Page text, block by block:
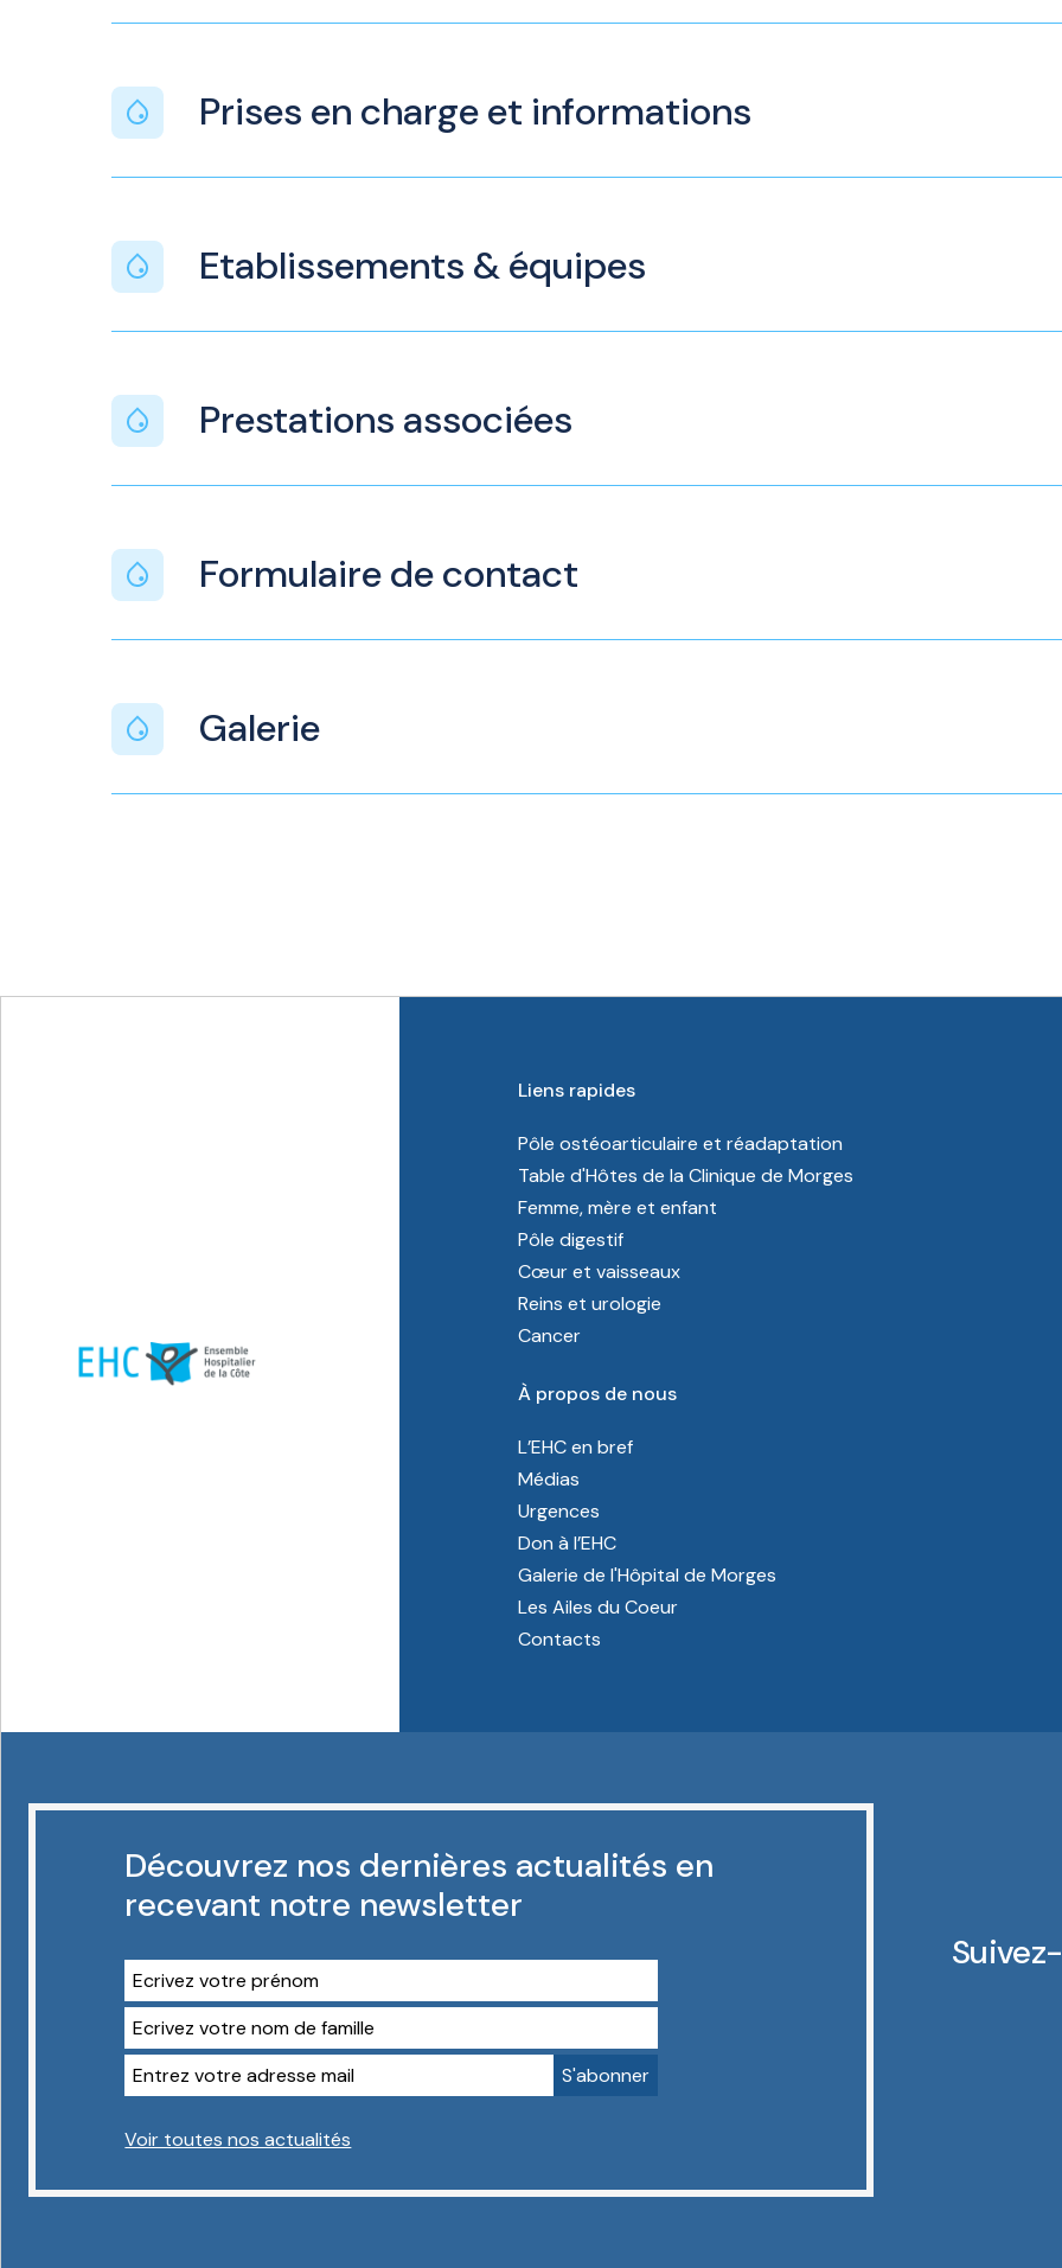
Prises en charge et informations
Etablissements & équipes
Prestations associées
Formulaire de contact
Galerie
Liens rapides
Pôle ostéoarticulaire et réadaptation
Table d'Hôtes de la Clinique de Morges
Femme, mère et enfant
Pôle digestif
Cœur et vaisseaux
Reins et urologie
Cancer
À propos de nous
L’EHC en bref
Médias
Urgences
Don à l’EHC
Galerie de l'Hôpital de Morges
Les Ailes du Coeur
Contacts
Découvrez nos dernières actualités en
recevant notre newsletter
Voir toutes nos actualités